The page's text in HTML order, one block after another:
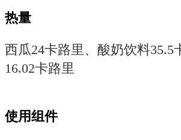
热量
西瓜24卡路里、酸奶饮料35.5
16.02卡路里
使用组件